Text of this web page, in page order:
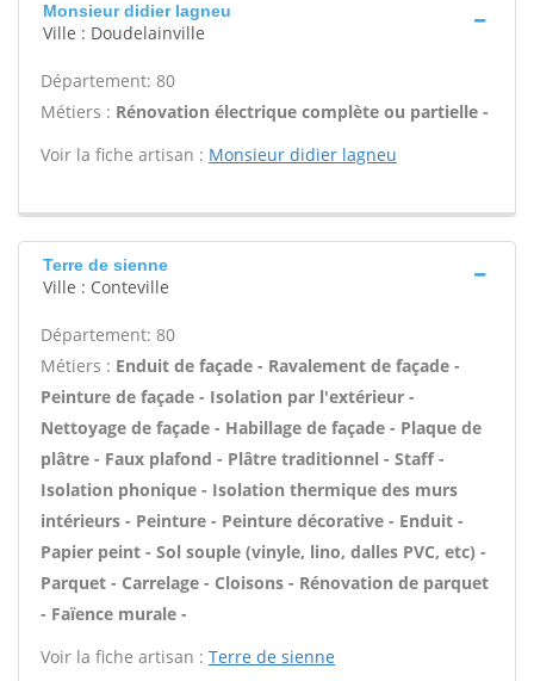
Monsieur didier lagneu
Ville : Doudelainville
Département: 80
Métiers : Rénovation électrique complète ou partielle -
Voir la fiche artisan : Monsieur didier lagneu
Terre de sienne
Ville : Conteville
Département: 80
Métiers : Enduit de façade - Ravalement de façade -
Peinture de façade - Isolation par l'extérieur -
Nettoyage de façade - Habillage de façade - Plaque de
plâtre - Faux plafond - Plâtre traditionnel - Staff -
Isolation phonique - Isolation thermique des murs
intérieurs - Peinture - Peinture décorative - Enduit -
Papier peint - Sol souple (vinyle, lino, dalles PVC, etc) -
Parquet - Carrelage - Cloisons - Rénovation de parquet
- Faïence murale -
Voir la fiche artisan : Terre de sienne